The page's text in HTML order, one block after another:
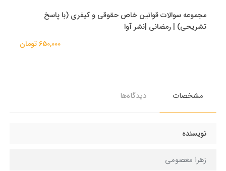
مجموعه سوالات قوانین خاص حقوقی و کیفری (با پاسخ
تشریحی) | رمضانی |نشر آوا
650,000 تومان
مشخصات دیدگاه‌ها
نویسنده
زهرا معصومی